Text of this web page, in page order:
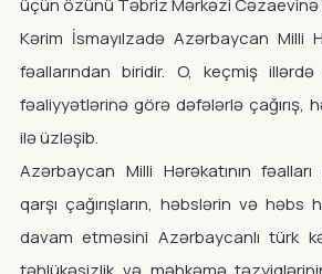
üçün özünü Təbriz Mərkəzi Cəzaevinə
Kərim İsmayılzadə Azərbaycan Milli
fəallarından biridir. O, keçmiş
fəaliyyətlərinə görə dəfələrlə çağırış,
ilə üzləşib.
Azərbaycan Milli Hərəkatının
qarşı çağırışların, həbslərin və həbs
davam etməsini Azərbaycanlı türk